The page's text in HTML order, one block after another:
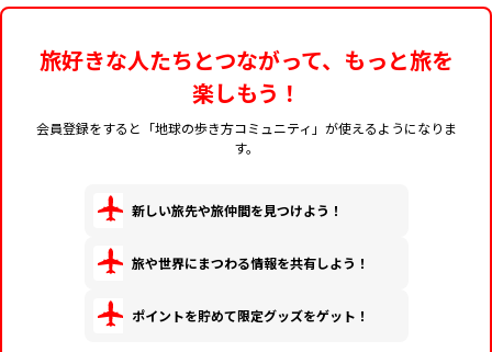
旅好きな人たちとつながって、もっと旅を
楽しもう！
会員登録をすると「地球の歩き方コミュニティ」が使えるようになりま
す。
新しい旅先や旅仲間を見つけよう！
旅や世界にまつわる情報を共有しよう！
ポイントを貯めて限定グッズをゲット！